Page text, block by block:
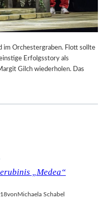
im Orchestergraben. Flott sollte
Erfolgsstory als
Gilch wiederholen. Das
„Medea“
vonMichaela Schabel